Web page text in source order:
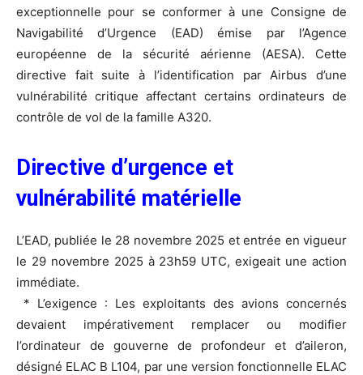
exceptionnelle pour se conformer à une Consigne de
Navigabilité d’Urgence (EAD) émise par l’Agence
européenne de la sécurité aérienne (AESA). Cette
directive fait suite à l’identification par Airbus d’une
vulnérabilité critique affectant certains ordinateurs de
contrôle de vol de la famille A320.
Directive d’urgence et
vulnérabilité matérielle
L’EAD, publiée le 28 novembre 2025 et entrée en vigueur
le 29 novembre 2025 à 23h59 UTC, exigeait une action
immédiate.
* L’exigence : Les exploitants des avions concernés
devaient impérativement remplacer ou modifier
l’ordinateur de gouverne de profondeur et d’aileron,
désigné ELAC B L104, par une version fonctionnelle ELAC